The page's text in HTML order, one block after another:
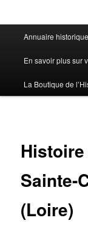
Menu
principal
Annuaire
En savoir plus sur
La Boutique de
Sainte-
(Loire)